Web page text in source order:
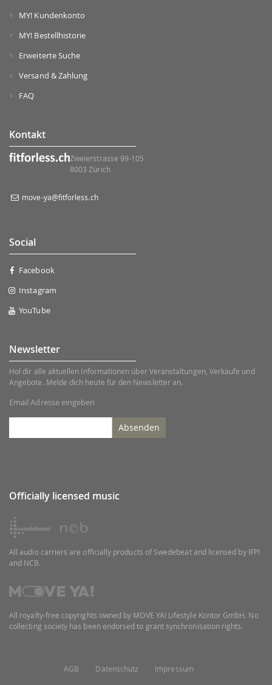
MY! Kundenkonto
MY! Bestellhistorie
Erweiterte Suche
Versand & Zahlung
FAQ
Kontakt
Zweierstrasse 99-105
8003 Zürich
move-ya@fitforless.ch
Social
Facebook
Instagram
YouTube
Newsletter
Hol dir alle aktuellen Informationen über Veranstaltungen, Verkäufe und
Angebote. Melde dich heute für den Newsletter an.
Email Adresse eingeben
Absenden
Officially licensed music
All audio carriers are officially products of Swedebeat and licensed by IFPI
and NCB.
All royalty-free copyrights owned by MOVE YA! Lifestyle Kontor GmbH. No
collecting society has been endorsed to grant synchronisation rights.
AGB Datenschutz Impressum